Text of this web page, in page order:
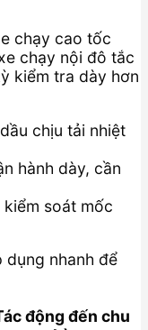
chạy cao tốc
chạy nội đô tắc
kiểm tra dày hơn
chịu tải nhiệt
hành dày, cần
soát mốc
dụng nhanh để
động đến chu